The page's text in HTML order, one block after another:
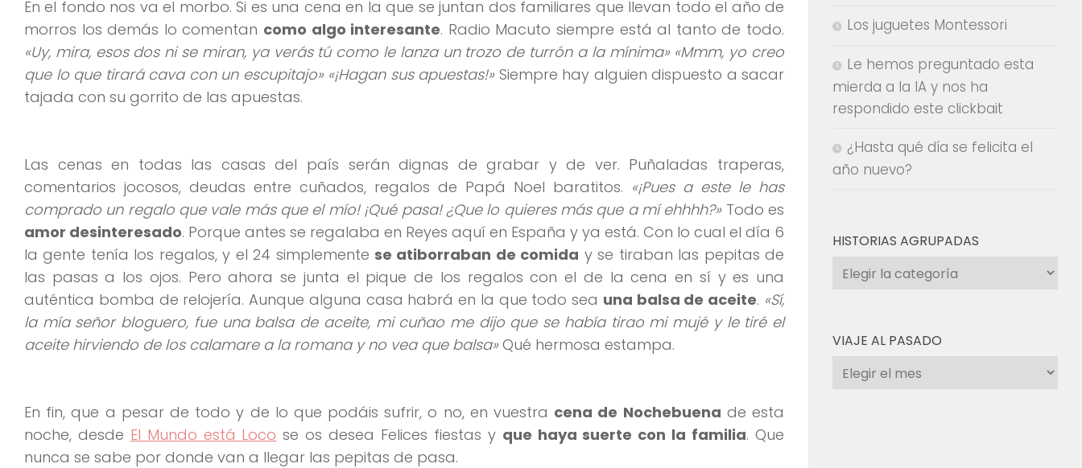
En el fondo nos va el morbo. Si es una cena en la que se juntan dos familiares que llevan todo el año de
morros los demás lo comentan como algo interesante. Radio Macuto siempre está al tanto de todo.
«Uy, mira, esos dos ni se miran, ya verás tú como le lanza un trozo de turrón a la mínima» «Mmm, yo creo
que lo que tirará cava con un escupitajo» «¡Hagan sus apuestas!»Siempre hay alguien dispuesto a sacar
tajada con su gorrito de las apuestas.
Las cenas en todas las casas del país serán dignas de grabar y de ver. Puñaladas traperas,
comentarios jocosos, deudas entre cuñados, regalos de Papá Noel baratitos. «¡Pues a este le has
comprado un regalo que vale más que el mío! ¡Qué pasa! ¿Que lo quieres más que a mí ehhhh?»Todo es
amor desinteresado. Porque antes se regalaba en Reyes aquí en España y ya está. Con lo cual el día 6
la gente tenía los regalos, y el 24 simplemente se atiborraban de comida y se tiraban las pepitas de
las pasas a los ojos. Pero ahora se junta el pique de los regalos con el de la cena en sí y es una
auténtica bomba de relojería. Aunque alguna casa habrá en la que todo sea una balsa de aceite. «Sí,
la mía señor bloguero, fue una balsa de aceite, mi cuñao me dijo que se había tirao mi mujé y le tiré el
aceite hirviendo de los calamare a la romana y no vea que balsa»Qué hermosa estampa.
En fin, que a pesar de todo y de lo que podáis sufrir, o no, en vuestra cena de Nochebuena de esta
noche, desde El Mundo está Loco se os desea Felices fiestas y que haya suerte con la familia. Que
nunca se sabe por donde van a llegar las pepitas de pasa.
Los juguetes Montessori
Le hemos preguntado esta
mierda a la IA y nos ha
respondido este clickbait
¿Hasta qué día se felicita el
año nuevo?
HISTORIAS AGRUPADAS
Historias
agrupadas
VIAJE AL PASADO
Viaje